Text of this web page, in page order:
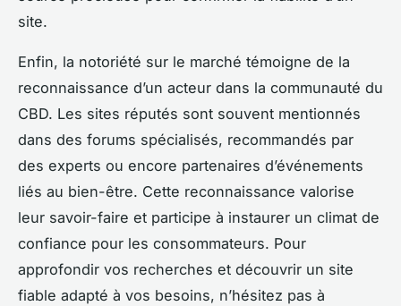
site.
Enfin, la notoriété sur le marché témoigne de la
reconnaissance d’un acteur dans la communauté du
CBD. Les sites réputés sont souvent mentionnés
dans des forums spécialisés, recommandés par
des experts ou encore partenaires d’événements
liés au bien-être. Cette reconnaissance valorise
leur savoir-faire et participe à instaurer un climat de
confiance pour les consommateurs. Pour
approfondir vos recherches et découvrir un site
fiable adapté à vos besoins, n’hésitez pas à